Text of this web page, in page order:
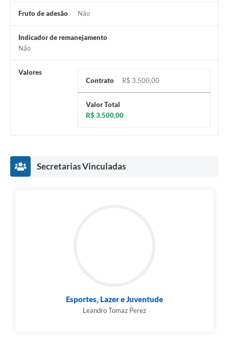
Fruto de adesão Não
Indicador de remanejamento
Não
Valores
Contrato
R$ 3.500,00
Valor Total
R$ 3.500,00
Secretarias Vinculadas
Esportes, Lazer e Juventude
Leandro Tomaz Perez